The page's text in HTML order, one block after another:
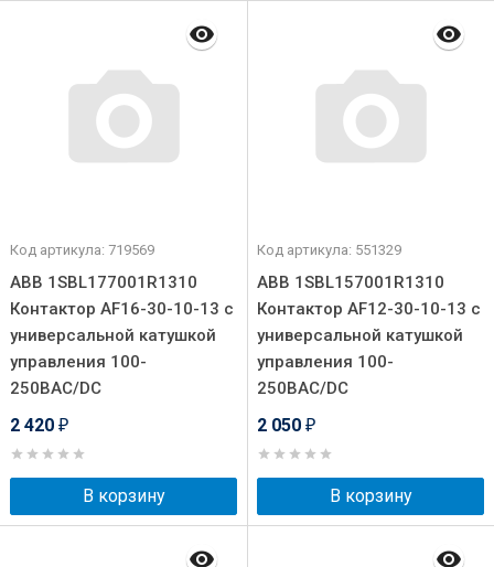
Код артикула: 719569
ABB 1SBL177001R1310
Контактор AF16-30-10-13 с
универсальной катушкой
управления 100-
250BAC/DC
2 420 ₽
В корзину
Код артикула: 551329
ABB 1SBL157001R1310
Контактор AF12-30-10-13 с
универсальной катушкой
управления 100-
250BAC/DC
2 050 ₽
В корзину